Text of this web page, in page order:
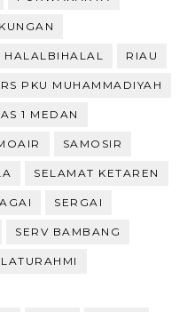
HALALBIHALAL RIAU
RS PKU MUHAMMADIYAH
1 MEDAN
SAMOSIR
SELAMAT KETAREN
SERGAI
SERV BAMBANG